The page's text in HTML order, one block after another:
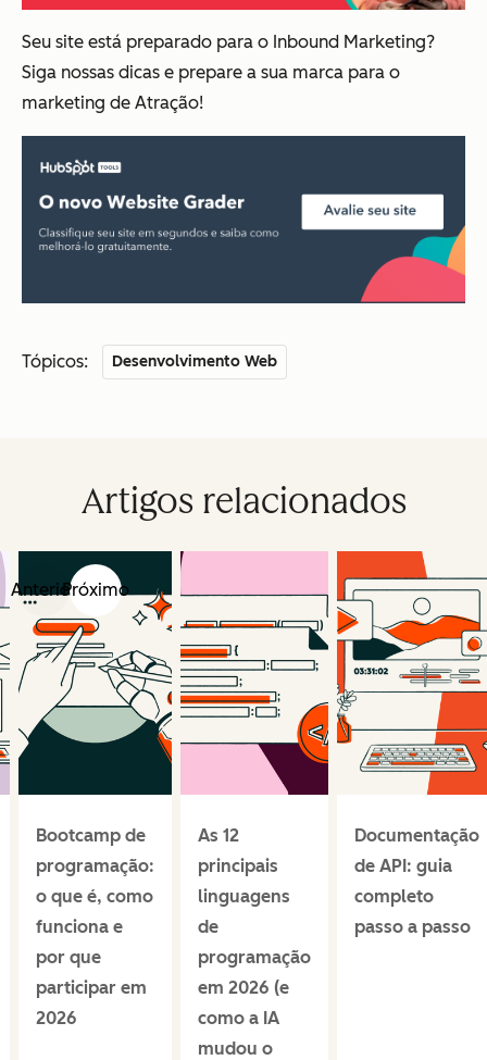
Seu site está preparado para o Inbound Marketing?
Siga nossas dicas e prepare a sua marca para o
marketing de Atração!
Tópicos: Desenvolvimento Web
Artigos relacionados
AnteriorPróximo
Bootcamp de
programação:
o que é, como
funciona e
por que
participar em
2026
As 12
principais
linguagens
de
programação
em 2026 (e
como a IA
mudou o
Documentação
de API: guia
completo
passo a passo